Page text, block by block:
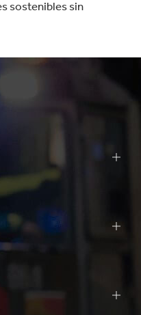
sostenibles sin